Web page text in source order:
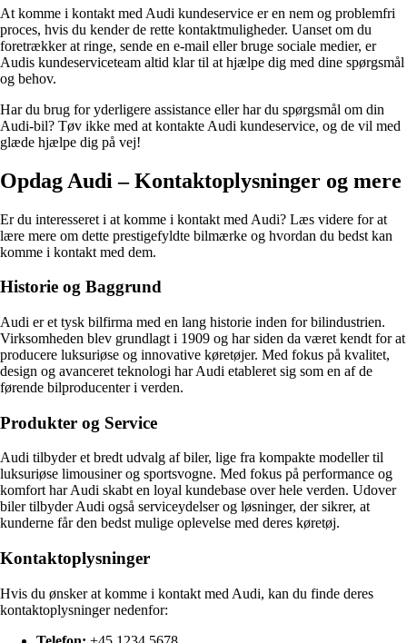
At komme i kontakt med Audi kundeservice er en nem og problemfri
proces, hvis du kender de rette kontaktmuligheder. Uanset om du
foretrækker at ringe, sende en e-mail eller bruge sociale medier, er
Audis kundeserviceteam altid klar til at hjælpe dig med dine spørgsmål
og behov.
Har du brug for yderligere assistance eller har du spørgsmål om din
Audi-bil? Tøv ikke med at kontakte Audi kundeservice, og de vil med
glæde hjælpe dig på vej!
Opdag Audi – Kontaktoplysninger og mere
Er du interesseret i at komme i kontakt med Audi? Læs videre for at
lære mere om dette prestigefyldte bilmærke og hvordan du bedst kan
komme i kontakt med dem.
Historie og Baggrund
Audi er et tysk bilfirma med en lang historie inden for bilindustrien.
Virksomheden blev grundlagt i 1909 og har siden da været kendt for at
producere luksuriøse og innovative køretøjer. Med fokus på kvalitet,
design og avanceret teknologi har Audi etableret sig som en af de
førende bilproducenter i verden.
Produkter og Service
Audi tilbyder et bredt udvalg af biler, lige fra kompakte modeller til
luksuriøse limousiner og sportsvogne. Med fokus på performance og
komfort har Audi skabt en loyal kundebase over hele verden. Udover
biler tilbyder Audi også serviceydelser og løsninger, der sikrer, at
kunderne får den bedst mulige oplevelse med deres køretøj.
Kontaktoplysninger
Hvis du ønsker at komme i kontakt med Audi, kan du finde deres
kontaktoplysninger nedenfor: